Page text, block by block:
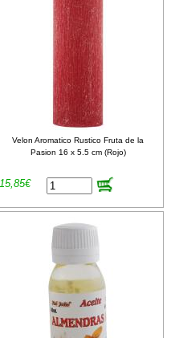
Velon Aromatico Rustico Fruta de la
Pasion 16 x 5.5 cm (Rojo)
15,85€